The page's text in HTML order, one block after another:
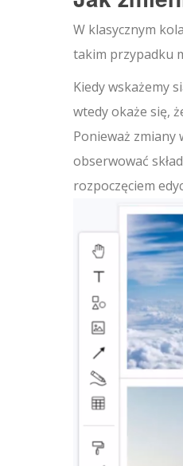
W klasycznym
takim przypadku
Kiedy wskażemy
wtedy okaże się,
Ponieważ zmiany
obserwować
rozpoczęciem